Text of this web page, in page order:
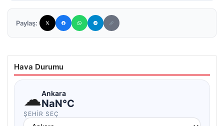
Paylaş:
Hava Durumu
☁Ankara
NaN°C
ŞEHIR SEÇ